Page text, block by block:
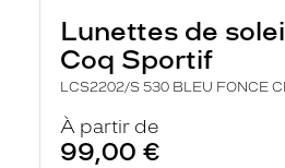
Lunettes de
Coq Sportif
LCS2202/S 530 BLEU FONCE
À partir de
99,00 €